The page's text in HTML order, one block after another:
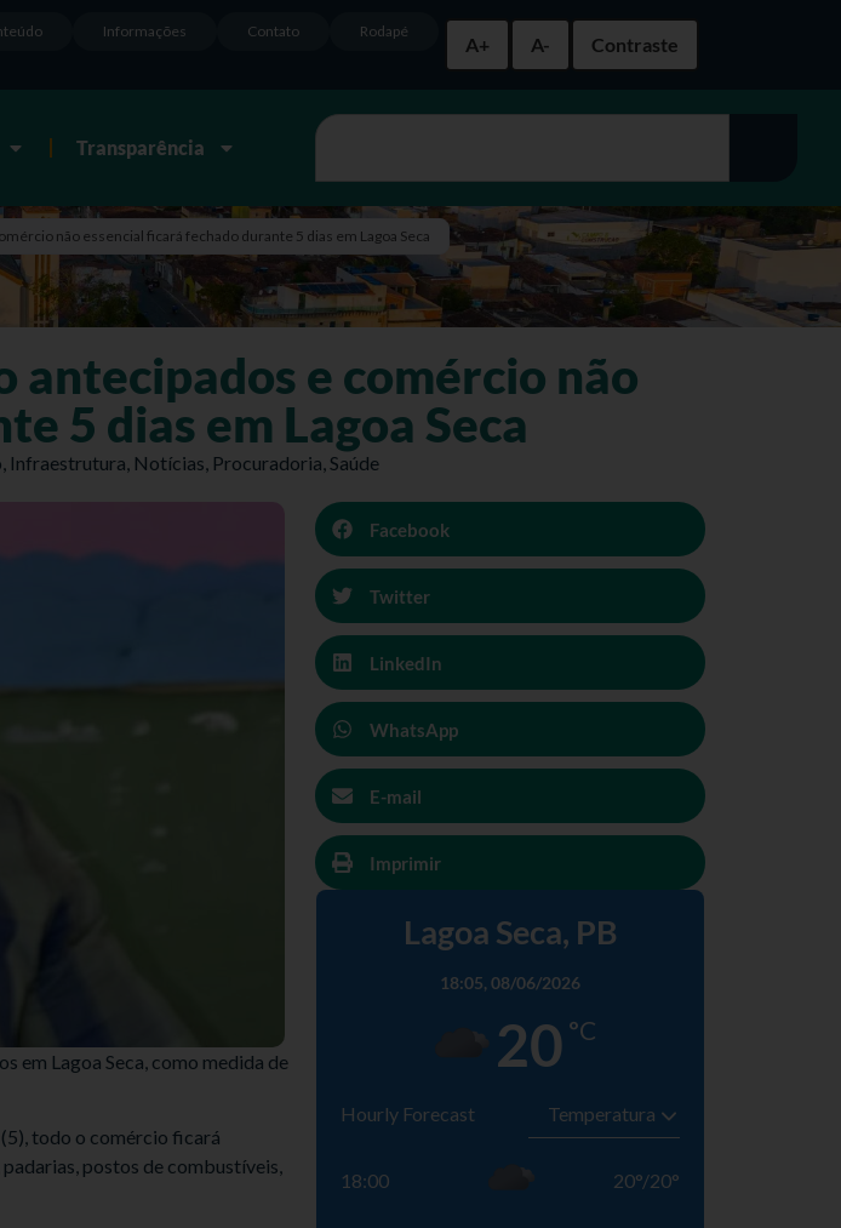
A+
A- Contraste
Rodapé
Contato
Informações
Transparência
não essencial ficará fechado durante 5 dias em Lagoa Seca
antecipados e comércio não
5 dias em Lagoa Seca
, Infraestrutura, Notícias, Procuradoria,Saúde
em Lagoa Seca, como medida de
todo o comércio ficará
postos de combustíveis,
Facebook
Twitter
LinkedIn
WhatsApp
E-mail
Imprimir
Lagoa Seca, PB
18:05, 08/06/2026
20 °C
Hourly Forecast
18:00 20°/20°